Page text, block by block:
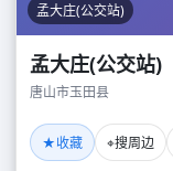
孟大庄(公交站)
孟大庄(公交站)
唐山市玉田县
★收藏 ⌖搜周边